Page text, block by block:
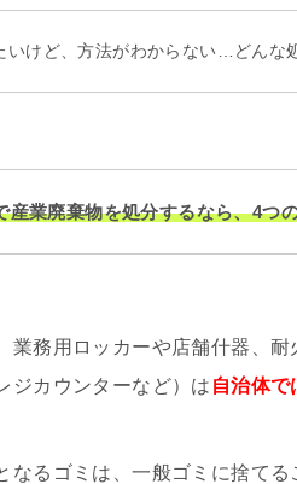
いけど、方法がわからない…どんな
産業廃棄物を処分するなら、4つ
業務用ロッカーや店舗什器、
ジカウンターなど）は 自治体で
なるゴミは、一般ゴミに捨て